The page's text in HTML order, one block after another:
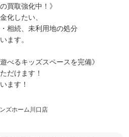
買取強化中！》
化したい、
相続、未利用地の処分
ます。
べるキッズスペースを完備》
だけます！
ます！
ズホーム川口店